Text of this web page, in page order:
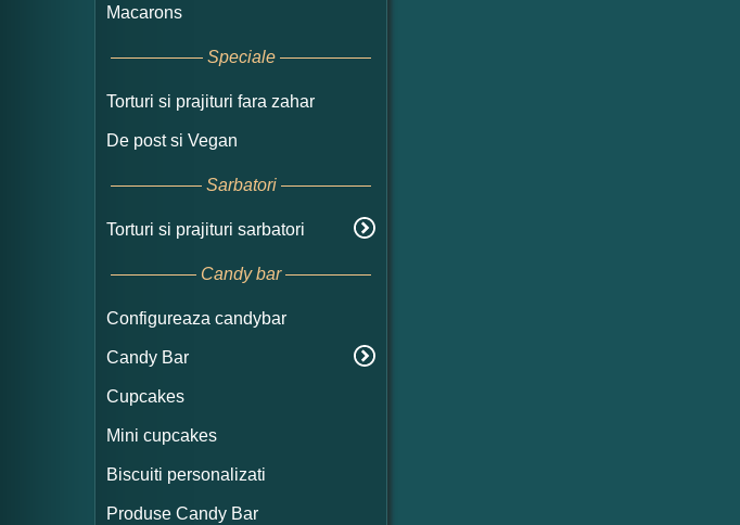
Macarons
Speciale
Torturi si prajituri fara zahar
De post si Vegan
Sarbatori
Torturi si prajituri sarbatori
Candy bar
Configureaza candybar
Candy Bar
Cupcakes
Mini cupcakes
Biscuiti personalizati
Produse Candy Bar